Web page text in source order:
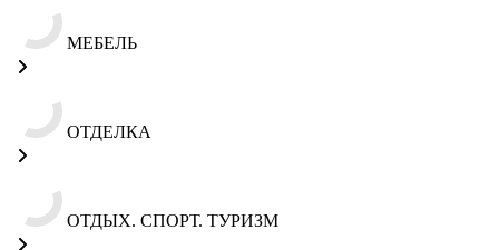
МЕБЕЛЬ
ОТДЕЛКА
ОТДЫХ. СПОРТ. ТУРИЗМ